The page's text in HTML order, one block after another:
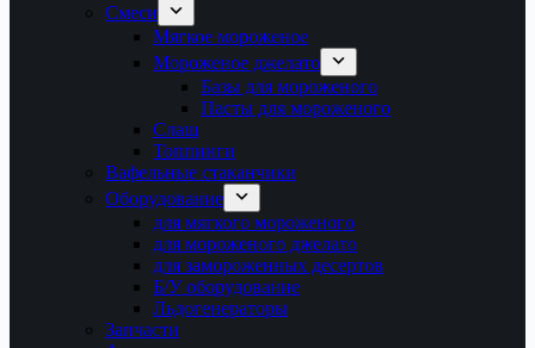
Смеси
Мягкое мороженое
Мороженое джелато
Базы для мороженого
Пасты для мороженого
Слаш
Топпинги
Вафельные стаканчики
Оборудование
для мягкого мороженого
для мороженого джелато
для замороженных десертов
Б/У оборудование
Льдогенераторы
Запчасти